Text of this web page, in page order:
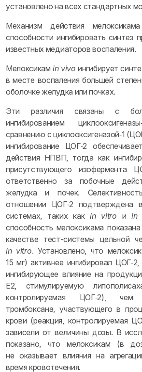
установлено на всех стандартных
Механизм действия
способности ингибировать синтез
известных медиаторов воспаления.
Мелоксикамin vivo ингибирует
в месте воспаления большей
оболочке желудка или почках.
Эти различия связаны с
ингибированием
сравнению с циклооксигеназой‑1
ингибирование ЦОГ‑2
действия НПВП, тогда как
присутствующего изофермента
ответственно за побочные
желудка и почек.
отношении ЦОГ‑2 подтверждена
системах, таких какin vitro иin
способность мелоксикама
качестве тест-системы цельной
in vitro. Установлено, что
15 мг) активнее ингибировал
ингибирующее влияние на
Е2, стимулируемую
контролируемая ЦОГ‑2),
тромбоксана, участвующего в
крови (реакция, контролируемая
зависели от величины дозы. В
показано, что мелоксикам (в
не оказывает влияния на
время кровотечения.